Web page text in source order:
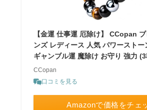
【金運 仕事運 厄除け】 CCopan
ンズ レディース 人気 パワーストー
ギャンブル運 魔除け お守り 強力
CCopan
口コミを見る
Amazonで価格をチェ